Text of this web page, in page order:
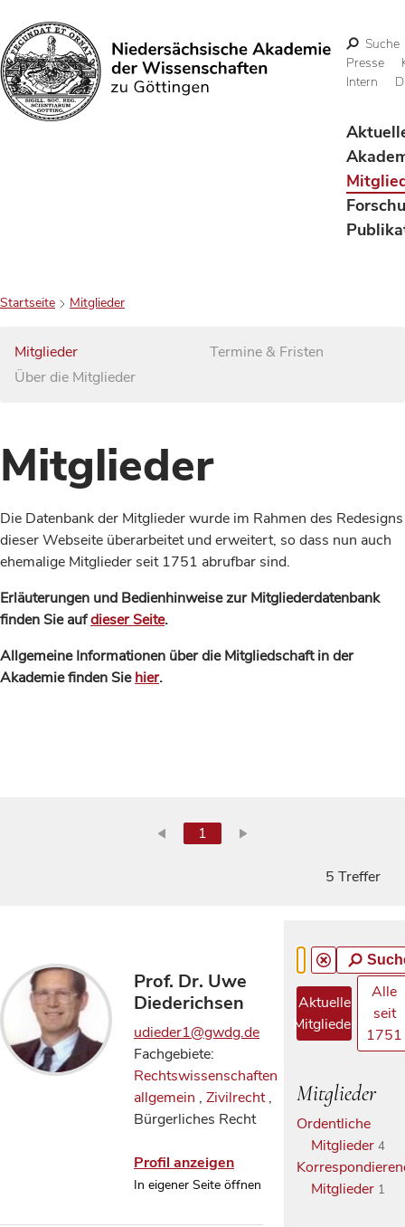
Suchen
Suche
Presse
Intern
Startseite Mitglieder
Mitglieder
Über die Mitglieder
Termine & Fristen
Mitglieder
Die Datenbank der Mitglieder wurde im Rahmen des Redesigns
dieser Webseite überarbeitet und erweitert, so dass nun auch
ehemalige Mitglieder seit 1751 abrufbar sind.
Erläuterungen und Bedienhinweise zur Mitgliederdatenbank
finden Sie aufdieser Seite.
Allgemeine Informationen über die Mitgliedschaft in der
Akademie finden Siehier.
1
5 Treffer
Prof. Dr. Uwe
Diederichsen
udieder1@gwdg.de
Fachgebiete:
Rechtswissenschaften
allgemein , Zivilrecht,
Bürgerliches Recht
Profil anzeigen
In eigener Seite öffnen
Aktuelle
Mitglieder
Alle
seit
1751
Mitglieder
Ordentliche
Mitglieder 4
Mitglieder 1